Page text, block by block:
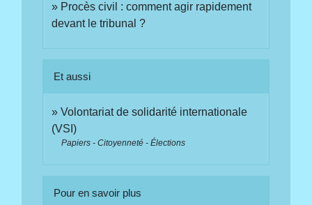
Procès civil : comment agir rapidement
devant le tribunal ?
Et aussi
Volontariat de solidarité internationale
(VSI)
Papiers - Citoyenneté - Élections
Pour en savoir plus